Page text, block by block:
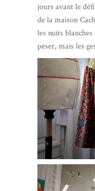
jours avant le
de la maison
les nuits
peser, mais les